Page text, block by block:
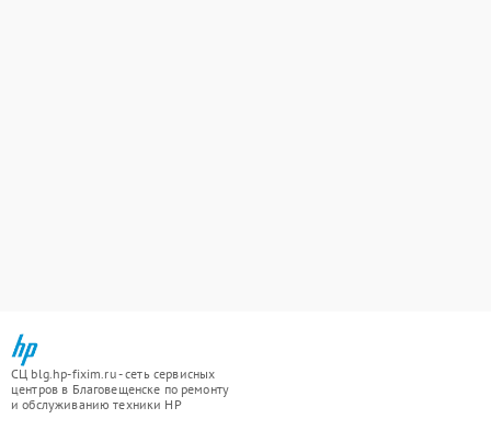
СЦ blg.hp-fixim.ru - сеть сервисных
центров в Благовещенске по ремонту
и обслуживанию техники HP